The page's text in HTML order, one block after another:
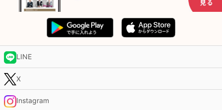
LINE
X
Instagram